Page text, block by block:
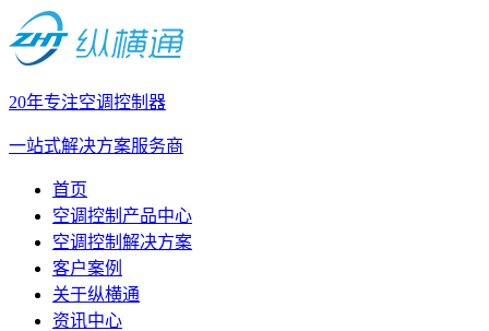
20年专注空调控制器
一站式解决方案服务商
首页
空调控制产品中心
空调控制解决方案
客户案例
关于纵横通
资讯中心